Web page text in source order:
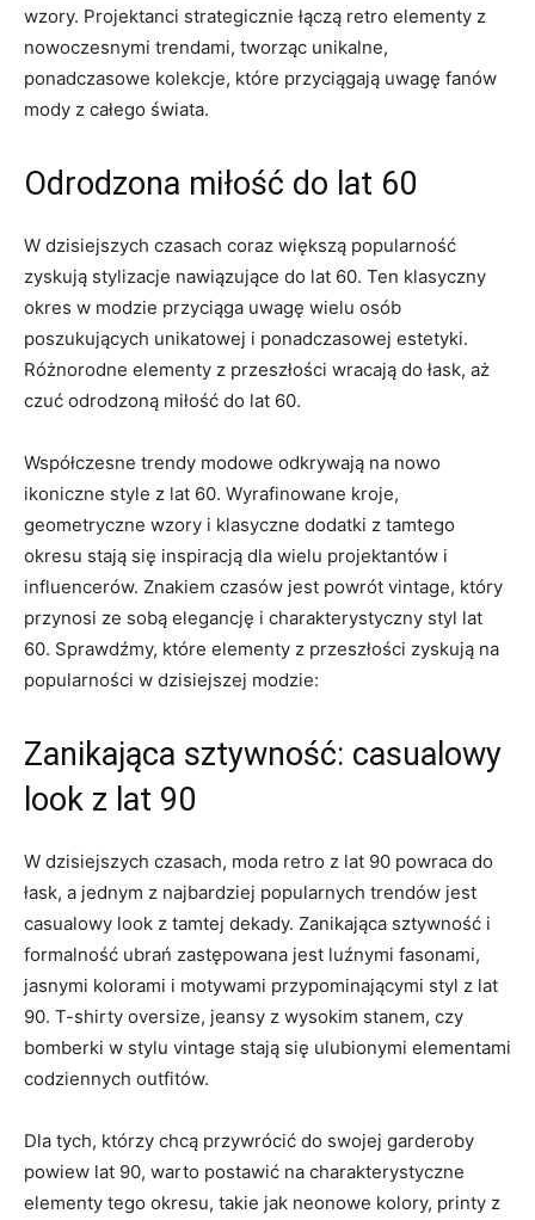
wzory. Projektanci ⁢strategicznie łączą⁤ retro elementy z
nowoczesnymi trendami, tworząc unikalne,
ponadczasowe kolekcje, które ⁣przyciągają​ uwagę fanów
mody z całego‍ świata.
Odrodzona⁣ miłość do⁢ lat 60
W dzisiejszych​ czasach coraz większą popularność
zyskują stylizacje nawiązujące do ​lat 60. Ten klasyczny
⁢okres⁢ w⁣ modzie przyciąga‍ uwagę⁢ wielu ⁤osób⁤
poszukujących ⁢unikatowej ‍i​ ponadczasowej estetyki.
Różnorodne elementy z przeszłości wracają⁢ do ​łask, aż
czuć odrodzoną miłość do lat ‍60.
Współczesne trendy⁤ modowe ‌odkrywają na nowo
ikoniczne‍ style ⁢z lat⁤ 60. Wyrafinowane‍ kroje,
geometryczne wzory i klasyczne dodatki z tamtego
okresu stają się​ inspiracją dla wielu projektantów ​i
⁤influencerów. Znakiem czasów jest ⁤powrót⁢ vintage, który
przynosi‌ ze ‍sobą elegancję i charakterystyczny styl ‌lat
60. Sprawdźmy, które elementy z przeszłości zyskują na⁢
popularności ⁣w dzisiejszej⁢ modzie:
Zanikająca sztywność: casualowy
look z lat 90
W dzisiejszych czasach, moda‍ retro z lat 90 powraca do
łask, a jednym z najbardziej popularnych trendów jest
casualowy ​look z tamtej⁣ dekady. Zanikająca sztywność‍ i
formalność ubrań zastępowana jest luźnymi fasonami,‍
jasnymi ​kolorami i motywami przypominającymi styl z lat
90. T-shirty oversize, jeansy⁤ z wysokim stanem, czy
bomberki w stylu vintage stają się ulubionymi elementami
codziennych outfitów.
Dla tych, którzy chcą przywrócić‍ do swojej garderoby⁣
powiew lat 90, ⁣warto postawić na charakterystyczne
elementy tego okresu, ⁣takie jak ‌neonowe kolory, printy z